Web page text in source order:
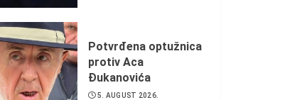
Potvrđena optužnica
protiv Aca
Đukanovića
5. AUGUST 2026.